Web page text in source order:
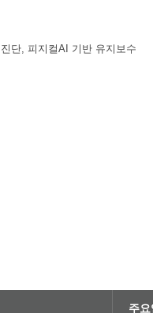
단, 피지컬AI 기반 유지보수
주요